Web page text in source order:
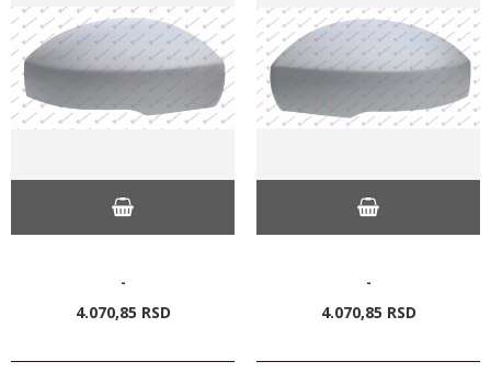
-
4.070,85 RSD
-
4.070,85 RSD